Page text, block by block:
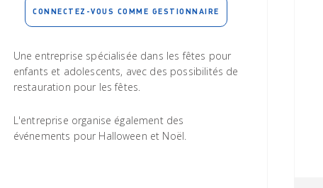
CONNECTEZ-VOUS COMME GESTIONNAIRE
Une entreprise spécialisée dans les fêtes pour
enfants et adolescents, avec des possibilités de
restauration pour les fêtes.
L'entreprise organise également des
événements pour Halloween et Noël.